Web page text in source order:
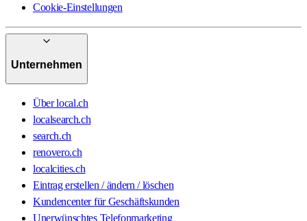
Cookie-Einstellungen
Unternehmen
Über local.ch
localsearch.ch
search.ch
renovero.ch
localcities.ch
Eintrag erstellen / ändern / löschen
Kundencenter für Geschäftskunden
Unerwünschtes Telefonmarketing